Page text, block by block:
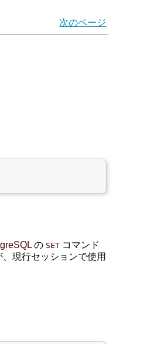
次のページ
の SET コマンド
現行セッションで使用